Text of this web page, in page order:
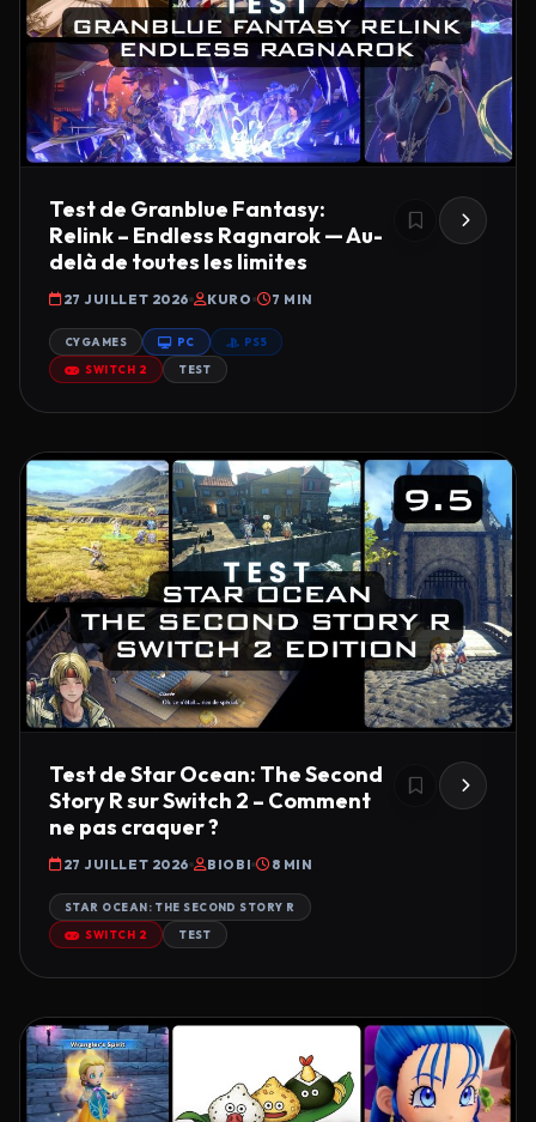
Test de Granblue Fantasy:
Relink – Endless Ragnarok — Au-
delà de toutes les limites
27 JUILLET 2026 KURO 7 MIN
CYGAMES PC PS5
SWITCH 2 TEST
Test de Star Ocean: The Second
Story R sur Switch 2 – Comment
ne pas craquer ?
27 JUILLET 2026 BIOBI 8 MIN
STAR OCEAN: THE SECOND STORY R
SWITCH 2 TEST